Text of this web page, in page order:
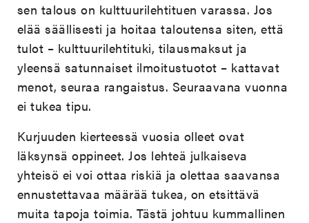
sen talous on kulttuurilehtituen varassa. Jos
elää säällisesti ja hoitaa taloutensa siten, että
tulot – kulttuurilehtituki, tilausmaksut ja
yleensä satunnaiset ilmoitustuotot – kattavat
menot, seuraa rangaistus. Seuraavana vuonna
ei tukea tipu.
Kurjuuden kierteessä vuosia olleet ovat
läksynsä oppineet. Jos lehteä julkaiseva
yhteisö ei voi ottaa riskiä ja olettaa saavansa
ennustettavaa määrää tukea, on etsittävä
muita tapoja toimia. Tästä johtuu kummallinen